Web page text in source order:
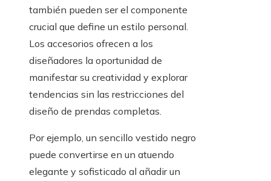
también pueden ser el componente
crucial que define un estilo personal.
Los accesorios ofrecen a los
diseñadores la oportunidad de
manifestar su creatividad y explorar
tendencias sin las restricciones del
diseño de prendas completas.
Por ejemplo, un sencillo vestido negro
puede convertirse en un atuendo
elegante y sofisticado al añadir un